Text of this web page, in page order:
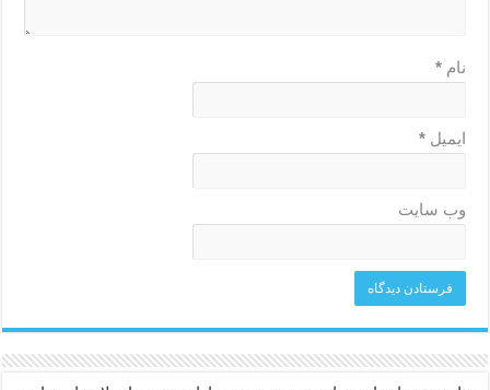
نام*
ایمیل*
وب‌ سایت